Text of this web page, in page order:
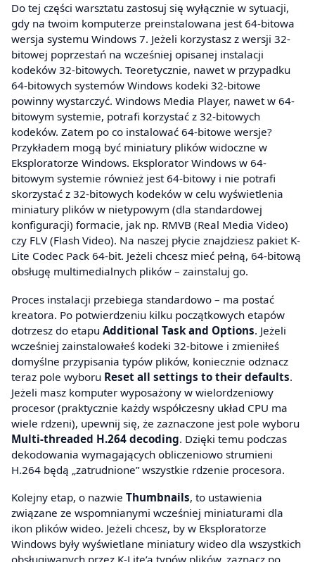
Do tej części warsztatu zastosuj się wyłącznie w sytuacji,
gdy na twoim komputerze preinstalowana jest 64-bitowa
wersja systemu Windows 7. Jeżeli korzystasz z wersji 32-
bitowej poprzestań na wcześniej opisanej instalacji
kodeków 32-bitowych. Teoretycznie, nawet w przypadku
64-bitowych systemów Windows kodeki 32-bitowe
powinny wystarczyć. Windows Media Player, nawet w 64-
bitowym systemie, potrafi korzystać z 32-bitowych
kodeków. Zatem po co instalować 64-bitowe wersje?
Przykładem mogą być miniatury plików widoczne w
Eksploratorze Windows. Eksplorator Windows w 64-
bitowym systemie również jest 64-bitowy i nie potrafi
skorzystać z 32-bitowych kodeków w celu wyświetlenia
miniatury plików w nietypowym (dla standardowej
konfiguracji) formacie, jak np. RMVB (Real Media Video)
czy FLV (Flash Video). Na naszej płycie znajdziesz pakiet K-
Lite Codec Pack 64-bit. Jeżeli chcesz mieć pełną, 64-bitową
obsługę multimedialnych plików – zainstaluj go.
Proces instalacji przebiega standardowo – ma postać
kreatora. Po potwierdzeniu kilku początkowych etapów
dotrzesz do etapu Additional Task and Options. Jeżeli
wcześniej zainstalowałeś kodeki 32-bitowe i zmieniłeś
domyślne przypisania typów plików, koniecznie odznacz
teraz pole wyboru Reset all settings to their defaults.
Jeżeli masz komputer wyposażony w wielordzeniowy
procesor (praktycznie każdy współczesny układ CPU ma
wiele rdzeni), upewnij się, że zaznaczone jest pole wyboru
Multi-threaded H.264 decoding. Dzięki temu podczas
dekodowania wymagających obliczeniowo strumieni
H.264 będą „zatrudnione” wszystkie rdzenie procesora.
Kolejny etap, o nazwie Thumbnails, to ustawienia
związane ze wspomnianymi wcześniej miniaturami dla
ikon plików wideo. Jeżeli chcesz, by w Eksploratorze
Windows były wyświetlane miniatury wideo dla wszystkich